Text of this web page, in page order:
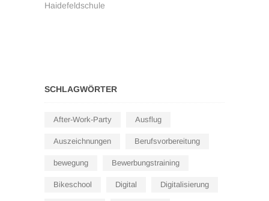
Haidefeldschule
SCHLAGWÖRTER
After-Work-Party Ausflug
Auszeichnungen Berufsvorbereitung
bewegung Bewerbungstraining
Bikeschool Digital Digitalisierung